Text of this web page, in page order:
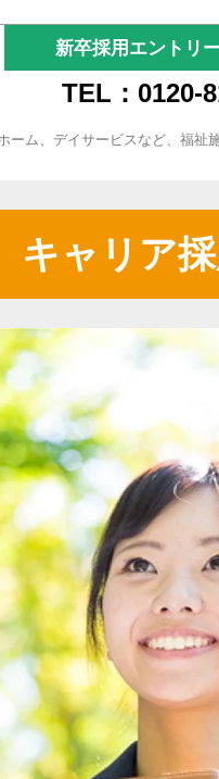
新卒採用エントリ
TEL：0120-
ム、デイサービスなど、福祉
キャリア